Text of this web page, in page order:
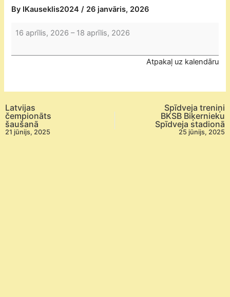
By IKauseklis2024/ 26 janvāris, 2026
Latvijas
čempionāts
grupa
šaušanā
Tukums/Dobele
16 aprīlis, 2026 – 18 aprīlis, 2026
Atpakaļ uz kalendāru
Latvijas
čempionāts
šaušanā
21 jūnijs, 2025
Spīdveja treniņi
BKSB Biķernieku
Spīdveja stadionā
25 jūnijs, 2025